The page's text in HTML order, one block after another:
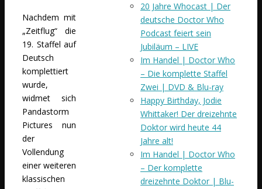
Nachdem mit
„Zeitflug“ die
19. Staffel auf
Deutsch
komplettiert
wurde,
widmet sich
Pandastorm
Pictures nun
der
Vollendung
einer weiteren
klassischen
20 Jahre Whocast | Der
deutsche Doctor Who
Podcast feiert sein
Jubiläum – LIVE
Im Handel | Doctor Who
– Die komplette Staffel
Zwei | DVD & Blu-ray
Happy Birthday, Jodie
Whittaker! Der dreizehnte
Doktor wird heute 44
Jahre alt!
Im Handel | Doctor Who
– Der komplette
dreizehnte Doktor | Blu-